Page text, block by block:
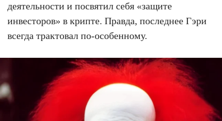
деятельности и посвятил себя «защите
инвесторов» в крипте. Правда, последнее Гэри
всегда трактовал по-особенному.